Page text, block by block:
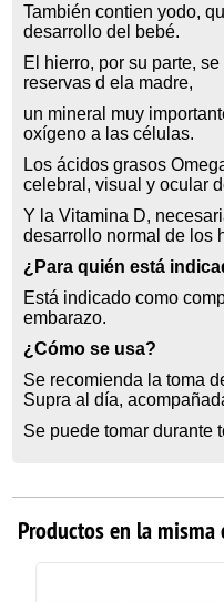
También contien yodo,
desarrollo del bebé.
El hierro, por su parte,
reservas d ela madre,
un mineral muy
oxígeno a las células.
Los ácidos grasos
celebral, visual y ocular
Y la Vitamina D,
desarrollo normal de los
¿Para quién está
Está indicado como
embarazo.
¿Cómo se usa?
Se recomienda la toma
Supra al día,
Se puede tomar durante
Productos en la misma